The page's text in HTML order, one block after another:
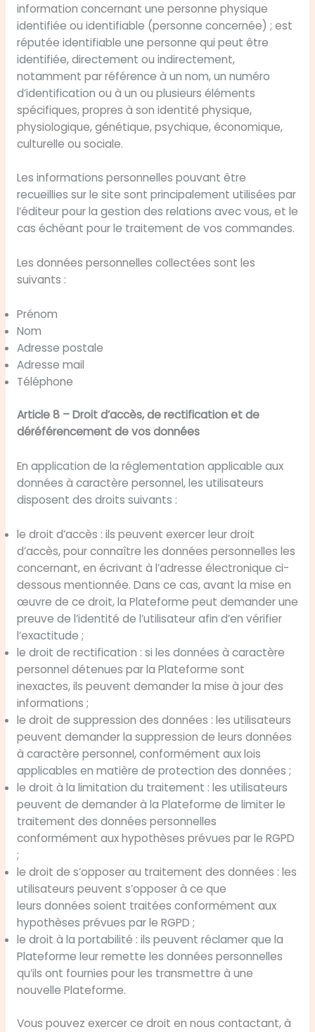
information concernant une personne physique
identifiée ou identifiable (personne concernée) ; est
réputée identifiable une personne qui peut être
identifiée, directement ou indirectement,
notamment par référence à un nom, un numéro
d’identification ou à un ou plusieurs éléments
spécifiques, propres à son identité physique,
physiologique, génétique, psychique, économique,
culturelle ou sociale.
Les informations personnelles pouvant être
recueillies sur le site sont principalement utilisées par
l’éditeur pour la gestion des relations avec vous, et le
cas échéant pour le traitement de vos commandes.
Les données personnelles collectées sont les
suivants :
Prénom
Nom
Adresse postale
Adresse mail
Téléphone
Article 8 – Droit d’accès, de rectification et de
déréférencement de vos données
En application de la réglementation applicable aux
données à caractère personnel, les utilisateurs
disposent des droits suivants :
le droit d’accès : ils peuvent exercer leur droit
d’accès, pour connaître les données personnelles les
concernant, en écrivant à l’adresse électronique ci-
dessous mentionnée. Dans ce cas, avant la mise en
œuvre de ce droit, la Plateforme peut demander une
preuve de l’identité de l’utilisateur afin d’en vérifier
l’exactitude ;
le droit de rectification : si les données à caractère
personnel détenues par la Plateforme sont
inexactes, ils peuvent demander la mise à jour des
informations ;
le droit de suppression des données : les utilisateurs
peuvent demander la suppression de leurs données
à caractère personnel, conformément aux lois
applicables en matière de protection des données ;
le droit à la limitation du traitement : les utilisateurs
peuvent de demander à la Plateforme de limiter le
traitement des données personnelles
conformément aux hypothèses prévues par le RGPD
;
le droit de s’opposer au traitement des données : les
utilisateurs peuvent s’opposer à ce que
leurs données soient traitées conformément aux
hypothèses prévues par le RGPD ;
le droit à la portabilité : ils peuvent réclamer que la
Plateforme leur remette les données personnelles
qu’ils ont fournies pour les transmettre à une
nouvelle Plateforme.
Vous pouvez exercer ce droit en nous contactant, à